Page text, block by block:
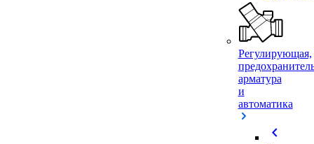
Регулирующая,
арматура
и
автоматика
chevron_left